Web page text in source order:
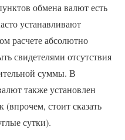
обмена валют есть
устанавливают
расчете абсолютно
свидетелями отсутствия
суммы. В
также установлен
стоит сказать
сутки).